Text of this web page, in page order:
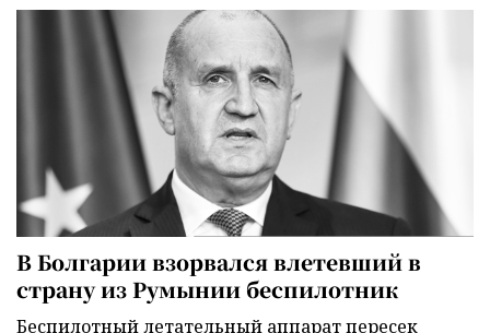
В Болгарии взорвался влетевший в
страну из Румынии беспилотник
Беспилотный летательный аппарат пересек